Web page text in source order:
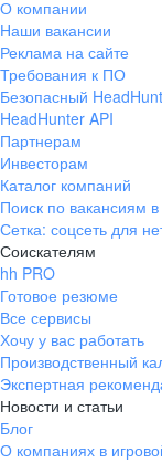
Высокая
Не
наставников и
готовы
далее тут
какой филиал,
разберёшься.)
играм бывают
свободное от
играешь, то
О компании
Наши вакансии
Реклама на сайте
Требования к ПО
Безопасный
HeadHunter API
Партнерам
Инвесторам
Каталог компаний
Поиск по вакансиям
Сетка: соцсеть для
Соискателям
hh PRO
Готовое резюме
Все сервисы
Хочу у вас работать
Производственный
Экспертная
Новости и статьи
Блог
О компаниях в